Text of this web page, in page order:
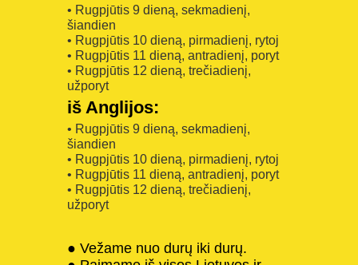
• Rugpjūtis 9 dieną, sekmadienį,
šiandien
• Rugpjūtis 10 dieną, pirmadienį, rytoj
• Rugpjūtis 11 dieną, antradienį, poryt
• Rugpjūtis 12 dieną, trečiadienį,
užporyt
iš Anglijos:
• Rugpjūtis 9 dieną, sekmadienį,
šiandien
• Rugpjūtis 10 dieną, pirmadienį, rytoj
• Rugpjūtis 11 dieną, antradienį, poryt
• Rugpjūtis 12 dieną, trečiadienį,
užporyt
● Vežame nuo durų iki durų.